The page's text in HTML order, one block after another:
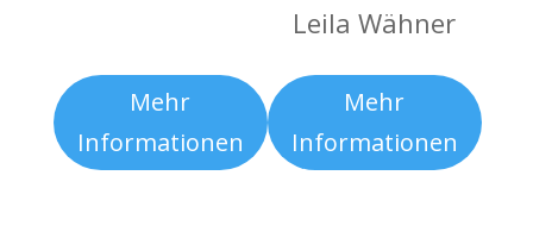
Mehr
Informationen
Leila Wähner
Mehr
Informationen